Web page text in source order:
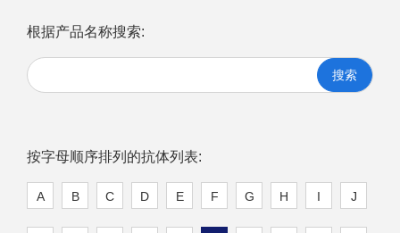
根据产品名称搜索:
搜索
按字母顺序排列的抗体列表:
A B C D E F G H I J